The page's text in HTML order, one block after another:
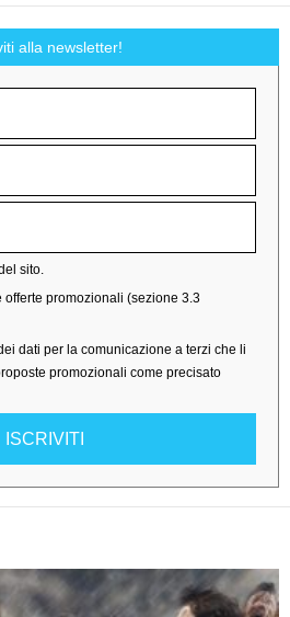
alla newsletter!
sito.
offerte promozionali (sezione 3.3
dati per la comunicazione a terzi che li
promozionali come precisato
ISCRIVITI